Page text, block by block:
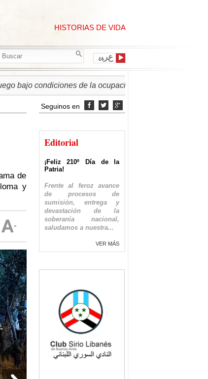
HISTORIAS DE VIDA
ﻉﺮﺒﻳ
condiciones de la ocupación israelí
de
y
Seguinos en   
Editorial
¡Feliz 210º Día de la
Patria!
Frente al feroz avance
de procesos de
sumisión, entrega y
devastación de la
soberanía nacional,
saludamos a nuestra...
VER MÁS